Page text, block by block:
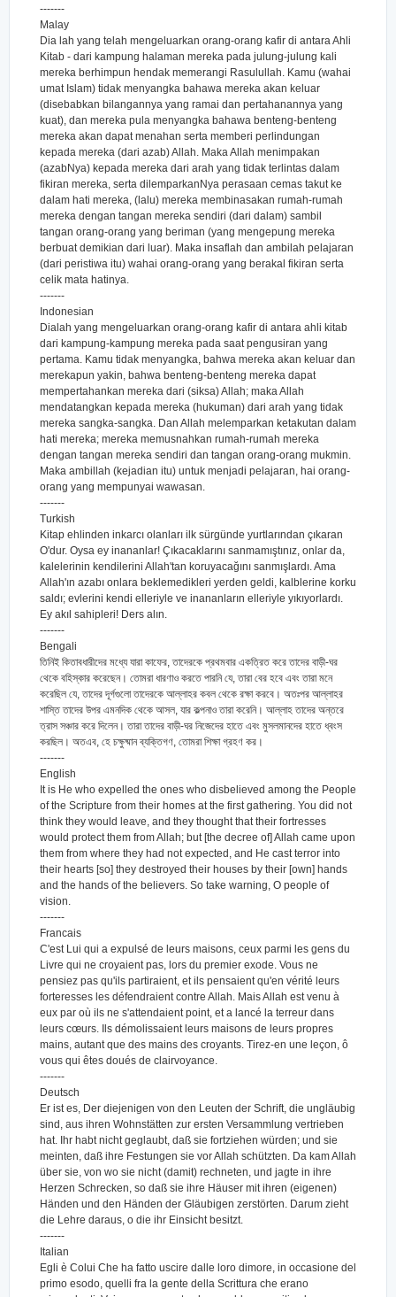
-------
Malay
Dia lah yang telah mengeluarkan orang-orang kafir di antara Ahli
Kitab - dari kampung halaman mereka pada julung-julung kali
mereka berhimpun hendak memerangi Rasulullah. Kamu (wahai
umat Islam) tidak menyangka bahawa mereka akan keluar
(disebabkan bilangannya yang ramai dan pertahanannya yang
kuat), dan mereka pula menyangka bahawa benteng-benteng
mereka akan dapat menahan serta memberi perlindungan
kepada mereka (dari azab) Allah. Maka Allah menimpakan
(azabNya) kepada mereka dari arah yang tidak terlintas dalam
fikiran mereka, serta dilemparkanNya perasaan cemas takut ke
dalam hati mereka, (lalu) mereka membinasakan rumah-rumah
mereka dengan tangan mereka sendiri (dari dalam) sambil
tangan orang-orang yang beriman (yang mengepung mereka
berbuat demikian dari luar). Maka insaflah dan ambilah pelajaran
(dari peristiwa itu) wahai orang-orang yang berakal fikiran serta
celik mata hatinya.
-------
Indonesian
Dialah yang mengeluarkan orang-orang kafir di antara ahli kitab
dari kampung-kampung mereka pada saat pengusiran yang
pertama. Kamu tidak menyangka, bahwa mereka akan keluar dan
merekapun yakin, bahwa benteng-benteng mereka dapat
mempertahankan mereka dari (siksa) Allah; maka Allah
mendatangkan kepada mereka (hukuman) dari arah yang tidak
mereka sangka-sangka. Dan Allah melemparkan ketakutan dalam
hati mereka; mereka memusnahkan rumah-rumah mereka
dengan tangan mereka sendiri dan tangan orang-orang mukmin.
Maka ambillah (kejadian itu) untuk menjadi pelajaran, hai orang-
orang yang mempunyai wawasan.
-------
Turkish
Kitap ehlinden inkarcı olanları ilk sürgünde yurtlarından çıkaran
O'dur. Oysa ey inananlar! Çıkacaklarını sanmamıştınız, onlar da,
kalelerinin kendilerini Allah'tan koruyacağını sanmışlardı. Ama
Allah'ın azabı onlara beklemedikleri yerden geldi, kalblerine korku
saldı; evlerini kendi elleriyle ve inananların elleriyle yıkıyorlardı.
Ey akıl sahipleri! Ders alın.
-------
Bengali
তিনিই কিতাবধারীদের মধ্যে যারা কাফের, তাদেরকে প্রথমবার একত্রিত করে তাদের বাড়ী-ঘর
থেকে বহিস্কার করেছেন। তোমরা ধারণাও করতে পারনি যে, তারা বের হবে এবং তারা মনে
করেছিল যে, তাদের দূর্গগুলো তাদেরকে আল্লাহর কবল থেকে রক্ষা করবে। অতঃপর আল্লাহর
শাস্তি তাদের উপর এমনদিক থেকে আসল, যার কল্পনাও তারা করেনি। আল্লাহ তাদের অন্তরে
ত্রাস সঞ্চার করে দিলেন। তারা তাদের বাড়ী-ঘর নিজেদের হাতে এবং মুসলমানদের হাতে ধ্বংস
করছিল। অতএব, হে চক্ষুষ্মান ব্যক্তিগণ, তোমরা শিক্ষা গ্রহণ কর।
-------
English
It is He who expelled the ones who disbelieved among the People
of the Scripture from their homes at the first gathering. You did not
think they would leave, and they thought that their fortresses
would protect them from Allah; but [the decree of] Allah came upon
them from where they had not expected, and He cast terror into
their hearts [so] they destroyed their houses by their [own] hands
and the hands of the believers. So take warning, O people of
vision.
-------
Francais
C'est Lui qui a expulsé de leurs maisons, ceux parmi les gens du
Livre qui ne croyaient pas, lors du premier exode. Vous ne
pensiez pas qu'ils partiraient, et ils pensaient qu'en vérité leurs
forteresses les défendraient contre Allah. Mais Allah est venu à
eux par où ils ne s'attendaient point, et a lancé la terreur dans
leurs cœurs. Ils démolissaient leurs maisons de leurs propres
mains, autant que des mains des croyants. Tirez-en une leçon, ô
vous qui êtes doués de clairvoyance.
-------
Deutsch
Er ist es, Der diejenigen von den Leuten der Schrift, die ungläubig
sind, aus ihren Wohnstätten zur ersten Versammlung vertrieben
hat. Ihr habt nicht geglaubt, daß sie fortziehen würden; und sie
meinten, daß ihre Festungen sie vor Allah schützten. Da kam Allah
über sie, von wo sie nicht (damit) rechneten, und jagte in ihre
Herzen Schrecken, so daß sie ihre Häuser mit ihren (eigenen)
Händen und den Händen der Gläubigen zerstörten. Darum zieht
die Lehre daraus, o die ihr Einsicht besitzt.
-------
Italian
Egli è Colui Che ha fatto uscire dalle loro dimore, in occasione del
primo esodo, quelli fra la gente della Scrittura che erano